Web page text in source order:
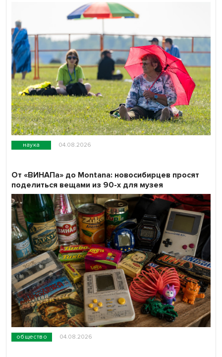
наука 04.08.2026
общество 04.08.2026
От «ВИНАПа» до Montana: новосибирцев просят
поделиться вещами из 90-х для музея